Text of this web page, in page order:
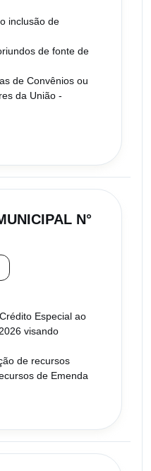
inclusão de
de fonte de
de Convênios ou
da União -
N°
Especial ao
visando
de recursos
de Emenda